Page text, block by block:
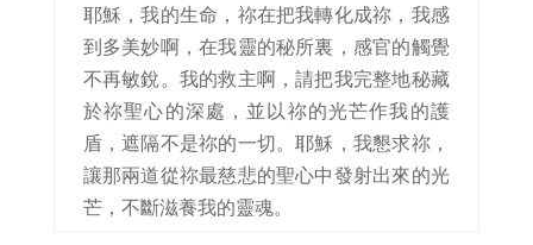
耶穌，我的生命，祢在把我轉化成祢，我感
到多美妙啊，在我靈的秘所裏，感官的觸覺
不再敏銳。我的救主啊，請把我完整地秘藏
於祢聖心的深處，並以祢的光芒作我的護
盾，遮隔不是祢的一切。耶穌，我懇求祢，
讓那兩道從祢最慈悲的聖心中發射出來的光
芒，不斷滋養我的靈魂。